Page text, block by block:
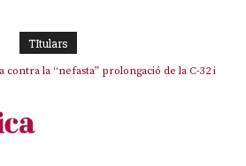
TItulars
contra la “nefasta” prolongació de la C-32 i